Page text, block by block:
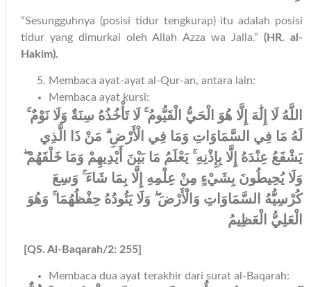
“Sesungguhnya (posisi tidur tengkurap) itu adalah posisi
tidur yang dimurkai oleh Allah Azza wa Jalla.” (HR. al-
Hakim).
Membaca ayat-ayat al-Qur-an, antara lain:
Membaca ayat kursi:
اللَّهُ لَا إِلَٰهَ إِلَّا هُوَ الْحَيُّ الْقَيُّومُ ۚ لَا تَأْخُذُهُ سِنَةٌ وَلَا نَوْمٌ ۚ
لَهُ مَا فِي السَّمَاوَاتِ وَمَا فِي الْأَرْضِ ۗ مَنْ ذَا الَّذِي
يَشْفَعُ عِنْدَهُ إِلَّا بِإِذْنِهِ ۚ يَعْلَمُ مَا بَيْنَ أَيْدِيهِمْ وَمَا خَلْفَهُمْ ۖ
وَلَا يُحِيطُونَ بِشَيْءٍ مِنْ عِلْمِهِ إِلَّا بِمَا شَاءَ ۚ وَسِعَ
كُرْسِيُّهُ السَّمَاوَاتِ وَالْأَرْضَ ۖ وَلَا يَئُودُهُ حِفْظُهُمَا ۚ وَهُوَ
الْعَلِيُّ الْعَظِيمُ
[QS. Al-Baqarah/2: 255]
Membaca dua ayat terakhir dari surat al-Baqarah: